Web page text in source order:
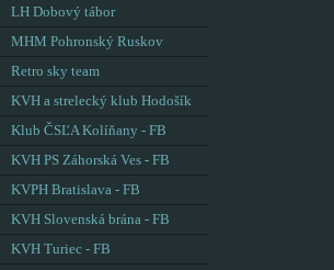
LH Dobový tábor
MHM Pohronský Ruskov
Retro sky team
KVH a strelecký klub Hodošík
Klub ČSĽA Kolíňany - FB
KVH PS Záhorská Ves - FB
KVPH Bratislava - FB
KVH Slovenská brána - FB
KVH Turiec - FB